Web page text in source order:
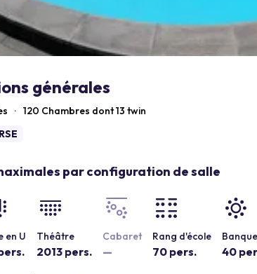
générales
· 120 Chambres dont 13 twin
par configuration de salle
en U Théâtre
2013 pers.
Cabaret
—
Rang d'école
70 pers. 40